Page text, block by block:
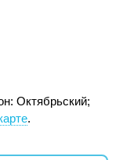
Октябрьский;
.